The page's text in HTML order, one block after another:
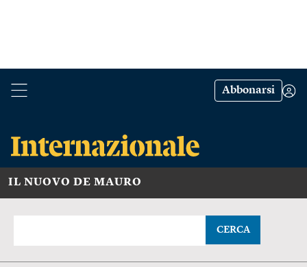
Abbonarsi
IL NUOVO DE MAURO
CERCA